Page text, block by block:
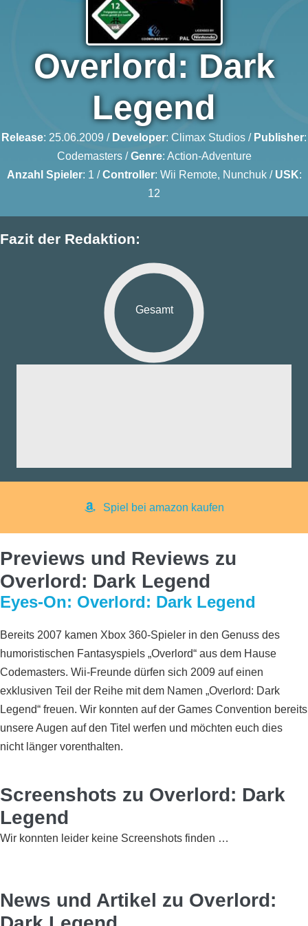
Overlord: Dark
Legend
Release: 25.06.2009 / Developer: Climax Studios / Publisher:
Codemasters/Genre: Action-Adventure
Anzahl Spieler: 1 /Controller: Wii Remote, Nunchuk / USK:
12
Fazit der Redaktion:
Gesamt
Spiel bei amazon kaufen
Previews und Reviews zu
Overlord: Dark Legend
Eyes-On: Overlord: Dark Legend
Bereits 2007 kamen Xbox 360-Spieler in den Genuss des
humoristischen Fantasyspiels „Overlord“ aus dem Hause
Codemasters. Wii-Freunde dürfen sich 2009 auf einen
exklusiven Teil der Reihe mit dem Namen „Overlord: Dark
Legend“ freuen. Wir konnten auf der Games Convention bereits
unsere Augen auf den Titel werfen und möchten euch dies
nicht länger vorenthalten.
Screenshots zu Overlord: Dark
Legend
Wir konnten leider keine Screenshots finden …
News und Artikel zu Overlord: